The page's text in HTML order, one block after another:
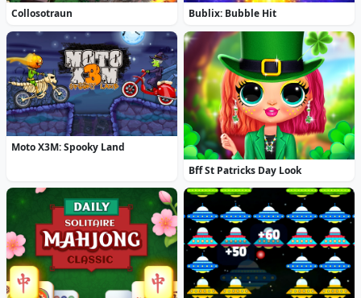
Collosotraun Bublix: Bubble Hit
Moto X3M: Spooky Land
Bff St Patricks Day Look